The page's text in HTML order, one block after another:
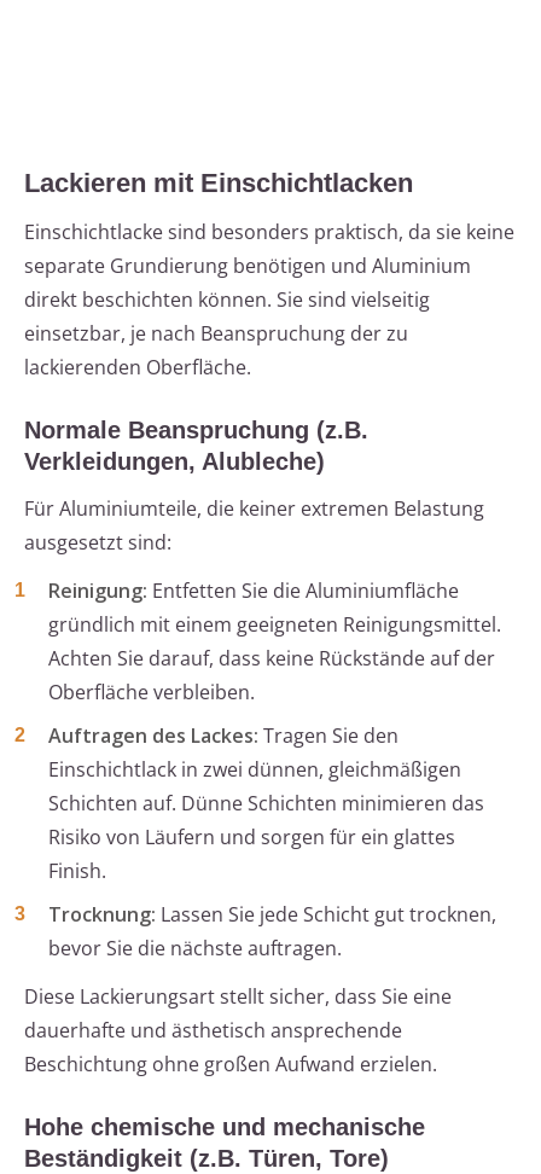
Lackieren mit Einschichtlacken
Einschichtlacke sind besonders praktisch, da sie keine
separate Grundierung benötigen und Aluminium
direkt beschichten können. Sie sind vielseitig
einsetzbar, je nach Beanspruchung der zu
lackierenden Oberfläche.
Normale Beanspruchung (z.B.
Verkleidungen, Alubleche)
Für Aluminiumteile, die keiner extremen Belastung
ausgesetzt sind:
Reinigung: Entfetten Sie die Aluminiumfläche
gründlich mit einem geeigneten Reinigungsmittel.
Achten Sie darauf, dass keine Rückstände auf der
Oberfläche verbleiben.
Auftragen des Lackes: Tragen Sie den
Einschichtlack in zwei dünnen, gleichmäßigen
Schichten auf. Dünne Schichten minimieren das
Risiko von Läufern und sorgen für ein glattes
Finish.
Trocknung: Lassen Sie jede Schicht gut trocknen,
bevor Sie die nächste auftragen.
Diese Lackierungsart stellt sicher, dass Sie eine
dauerhafte und ästhetisch ansprechende
Beschichtung ohne großen Aufwand erzielen.
Hohe chemische und mechanische
Beständigkeit (z.B. Türen, Tore)